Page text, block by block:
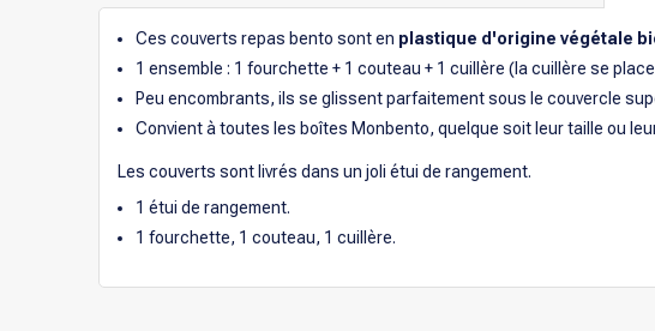
Ces couverts repas bento sont en plastique d'origine végétale
1 ensemble : 1 fourchette + 1 couteau + 1 cuillère (la cuillère se
Peu encombrants, ils se glissent parfaitement sous le couvercle
Convient à toutes les boîtes Monbento, quelque soit leur taille ou
Les couverts sont livrés dans un joli étui de rangement.
1 étui de rangement.
1 fourchette, 1 couteau, 1 cuillère.